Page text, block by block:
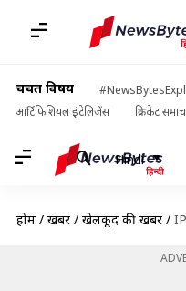
चर्चित विषय
आर्टिफिशियल इंटेलिजेंस
क्रिकेट
Hindi
होम / खबरें / खेलकूद की खबरें / IPL